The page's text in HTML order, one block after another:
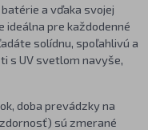
a vďaka svojej
pre každodenné
solídnu, spoľahlivú a
s UV svetlom navyše,
doba prevádzky na
sú zmerané